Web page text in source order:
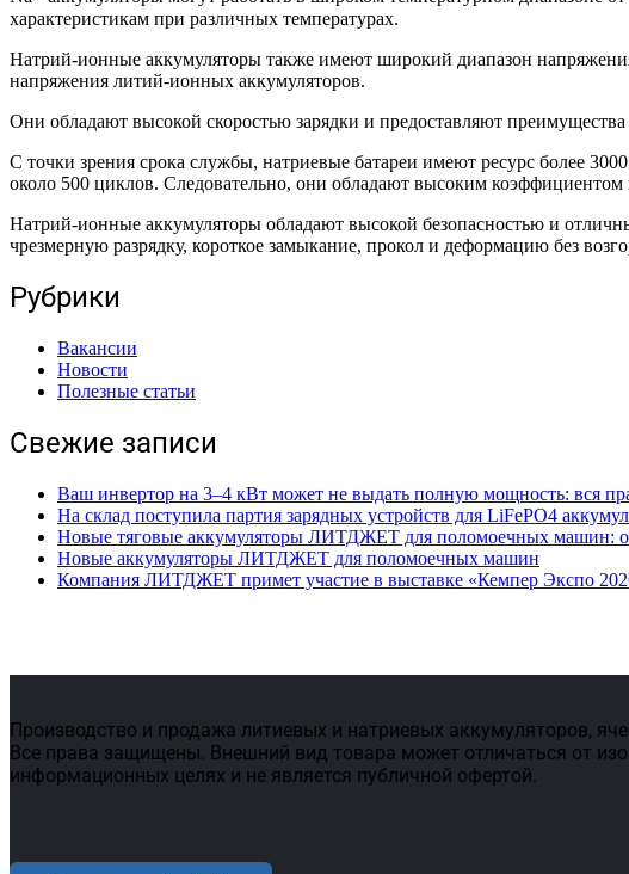
характеристикам при различных температурах.
Натрий-ионные аккумуляторы также имеют широкий диапазон
напряжения литий-ионных аккумуляторов.
Они обладают высокой скоростью зарядки и предоставляют
С точки зрения срока службы, натриевые батареи имеют ресурс более
около 500 циклов. Следовательно, они обладают высоким
Натрий-ионные аккумуляторы обладают высокой безопасностью и
чрезмерную разрядку, короткое замыкание, прокол и деформацию без
Рубрики
Вакансии
Новости
Полезные статьи
Свежие записи
Ваш инвертор на 3–4 кВт может не выдать полную мощность: вся
На склад поступила партия зарядных устройств для LiFePO4
Новые тяговые аккумуляторы ЛИТДЖЕТ для поломоечных машин:
Новые аккумуляторы ЛИТДЖЕТ для поломоечных машин
Компания ЛИТДЖЕТ примет участие в выставке «Кемпер Экспо
Производство и продажа литиевых и натриевых аккумуляторов,
Все права защищены. Внешний вид товара может отличаться от
информационных целях и не является публичной офертой.